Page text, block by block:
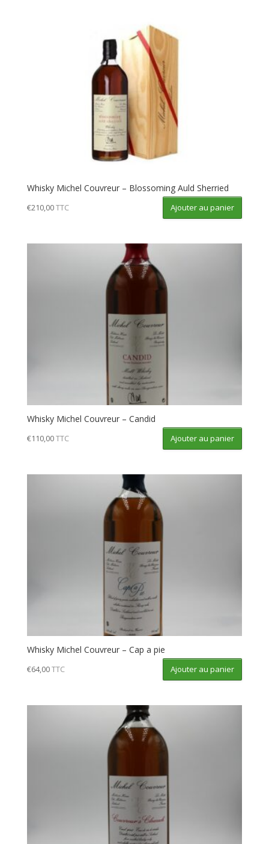
Whisky Michel Couvreur – Blossoming Auld Sherried
€210,00TTC Ajouter au panier
Whisky Michel Couvreur – Candid
€110,00TTC Ajouter au panier
Whisky Michel Couvreur – Cap a pie
€64,00TTC Ajouter au panier